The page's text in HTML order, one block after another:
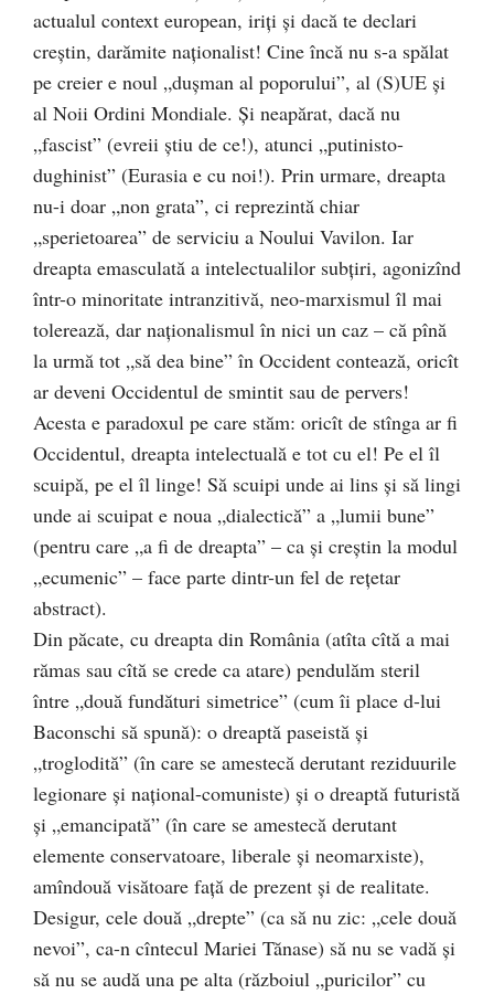
actualul context european, iriți și dacă te declari
creștin, darămite naționalist! Cine încă nu s-a spălat
pe creier e noul „dușman al poporului”, al (S)UE și
al Noii Ordini Mondiale. Și neapărat, dacă nu
„fascist” (evreii știu de ce!), atunci „putinisto-
dughinist” (Eurasia e cu noi!). Prin urmare, dreapta
nu-i doar „non grata”, ci reprezintă chiar
„sperietoarea” de serviciu a Noului Vavilon. Iar
dreapta emasculată a intelectualilor subțiri, agonizînd
într-o minoritate intranzitivă, neo-marxismul îl mai
tolerează, dar naționalismul în nici un caz – că pînă
la urmă tot „să dea bine” în Occident contează, oricît
ar deveni Occidentul de smintit sau de pervers!
Acesta e paradoxul pe care stăm: oricît de stînga ar fi
Occidentul, dreapta intelectuală e tot cu el! Pe el îl
scuipă, pe el îl linge! Să scuipi unde ai lins și să lingi
unde ai scuipat e noua „dialectică” a „lumii bune”
(pentru care „a fi de dreapta” – ca și creștin la modul
„ecumenic” – face parte dintr-un fel de rețetar
abstract).
Din păcate, cu dreapta din România (atîta cîtă a mai
rămas sau cîtă se crede ca atare) pendulăm steril
între „două fundături simetrice” (cum îi place d-lui
Baconschi să spună): o dreaptă paseistă și
„troglodită” (în care se amestecă derutant reziduurile
legionare și național-comuniste) și o dreaptă futuristă
și „emancipată” (în care se amestecă derutant
elemente conservatoare, liberale și neomarxiste),
amîndouă visătoare față de prezent și de realitate.
Desigur, cele două „drepte” (ca să nu zic: „cele două
nevoi”, ca-n cîntecul Mariei Tănase) să nu se vadă și
să nu se audă una pe alta (războiul „puricilor” cu